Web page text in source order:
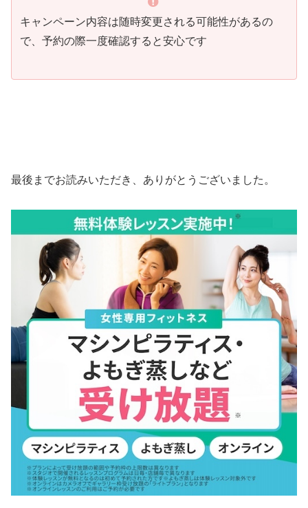
キャンペーン内容は随時変更される可能性があるの
で、予約の際一度確認すると安心です
最後までお読みいただき、ありがとうございました。